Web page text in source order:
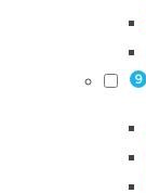
9